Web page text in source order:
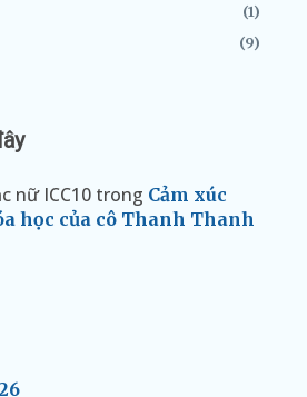
(1)
(9)
nữ ICC10 trong Cảm xúc
học của cô Thanh Thanh